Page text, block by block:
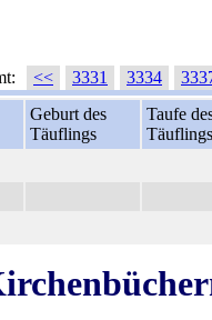
<< 3331 3334
Geburt des
Täuflings
Taufe
Täuflings